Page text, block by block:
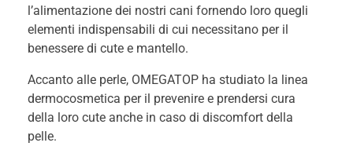
l’alimentazione dei nostri cani fornendo loro quegli
elementi indispensabili di cui necessitano per il
benessere di cute e mantello.
Accanto alle perle, OMEGATOP ha studiato la linea
dermocosmetica per il prevenire e prendersi cura
della loro cute anche in caso di discomfort della
pelle.